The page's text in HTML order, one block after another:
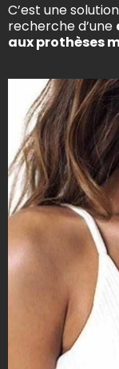
C’est une
recherche d’une
aux prothèses